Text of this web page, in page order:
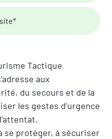
Tactique
aux
du secours et de la
les gestes d’urgence
se protéger, à sécuriser